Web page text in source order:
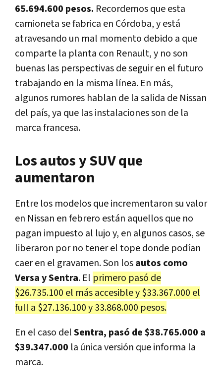
65.694.600 pesos. Recordemos que esta
camioneta se fabrica en Córdoba, y está
atravesando un mal momento debido a que
comparte la planta con Renault, y no son
buenas las perspectivas de seguir en el futuro
trabajando en la misma línea. En más,
algunos rumores hablan de la salida de Nissan
del país, ya que las instalaciones son de la
marca francesa.
Los autos y SUV que
aumentaron
Entre los modelos que incrementaron su valor
en Nissan en febrero están aquellos que no
pagan impuesto al lujo y, en algunos casos, se
liberaron por no tener el tope donde podían
caer en el gravamen. Son losautos como
Versa y Sentra. El primero pasó de
$26.735.100 el más accesible y $33.367.000 el
full a $27.136.100 y 33.868.000 pesos.
En el caso delSentra, pasó de $38.765.000 a
$39.347.000 la única versión que informa la
marca.